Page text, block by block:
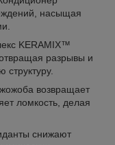
насыщая
KERAMIX™
разрывы и
возвращает
ломкость, делая
снижают